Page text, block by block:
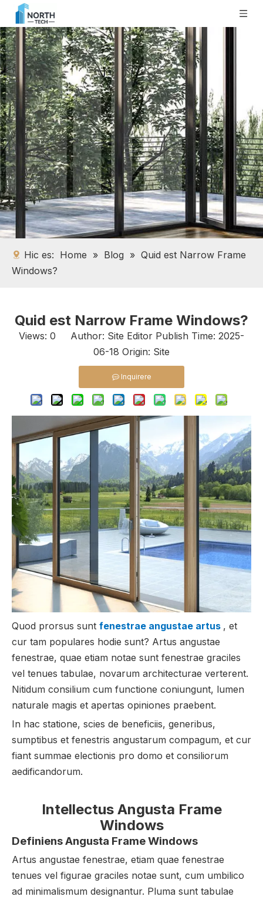
Hic es: Home » Blog » Quid est Narrow Frame
Windows?
Quid est Narrow Frame Windows?
Views: 0 Author: Site Editor Publish Time: 2025-
06-18 Origin: Site
Inquirere
Quod prorsus sunt fenestrae angustae artus , et
cur tam populares hodie sunt? Artus angustae
fenestrae, quae etiam notae sunt fenestrae graciles
vel tenues tabulae, novarum architecturae verterent.
Nitidum consilium cum functione coniungunt, lumen
naturale magis et apertas opiniones praebent.
In hac statione, scies de beneficiis, generibus,
sumptibus et fenestris angustarum compagum, et cur
fiant summae electionis pro domo et consiliorum
aedificandorum.
Intellectus Angusta Frame
Windows
Definiens Angusta Frame Windows
Artus angustae fenestrae, etiam quae fenestrae
tenues vel figurae graciles notae sunt, cum umbilico
ad minimalismum designantur. Pluma sunt tabulae